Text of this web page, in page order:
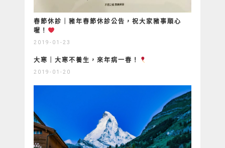
春節休診｜豬年春節休診公告，祝大家豬事順心
喔！
2019-01-23
大寒｜大寒不養生，來年病一春！
2019-01-20